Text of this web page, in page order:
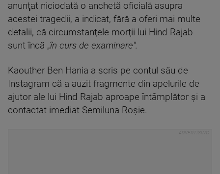
anunţat niciodată o anchetă oficială asupra
acestei tragedii, a indicat, fără a oferi mai multe
detalii, că circumstanţele morţii lui Hind Rajab
sunt încă „în curs de examinare".
Kaouther Ben Hania a scris pe contul său de
Instagram că a auzit fragmente din apelurile de
ajutor ale lui Hind Rajab aproape întâmplător şi a
contactat imediat Semiluna Roşie.